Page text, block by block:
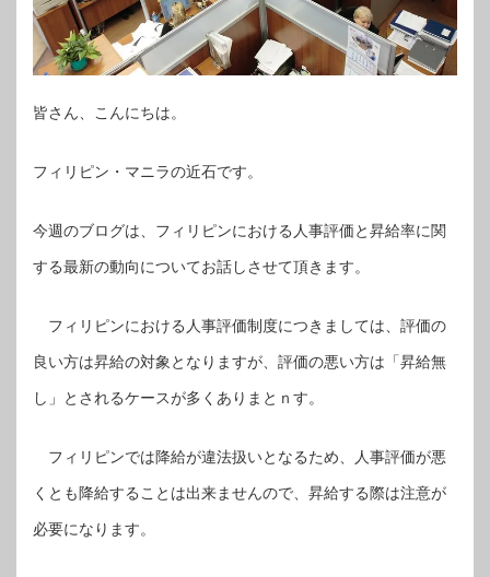
皆さん、こんにちは。
フィリピン・マニラの近石です。
今週のブログは、フィリピンにおける人事評価と昇給率に関
する最新の動向についてお話しさせて頂きます。
フィリピンにおける人事評価制度につきましては、評価の
良い方は昇給の対象となりますが、評価の悪い方は「昇給無
し」とされるケースが多くありまとｎす。
フィリピンでは降給が違法扱いとなるため、人事評価が悪
くとも降給することは出来ませんので、昇給する際は注意が
必要になります。